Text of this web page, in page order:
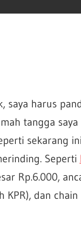
saya harus
tangga saya
sekarang
Seperti
Rp.6.000,
dan chain